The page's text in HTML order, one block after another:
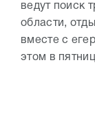
ведут поиск
области,
вместе с
этом в